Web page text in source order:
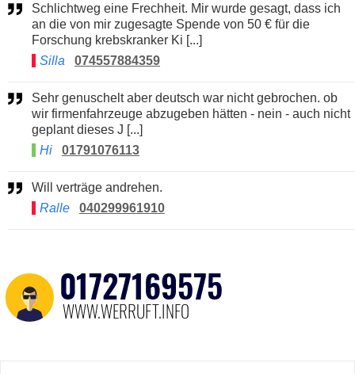
Schlichtweg eine Frechheit. Mir wurde gesagt, dass ich
an die von mir zugesagte Spende von 50 € für die
Forschung krebskranker Ki [...]
Silla
074557884359
Sehr genuschelt aber deutsch war nicht gebrochen. ob
wir firmenfahrzeuge abzugeben hätten - nein - auch nicht
geplant dieses J [...]
Hi
01791076113
Will verträge andrehen.
Ralle
040299961910